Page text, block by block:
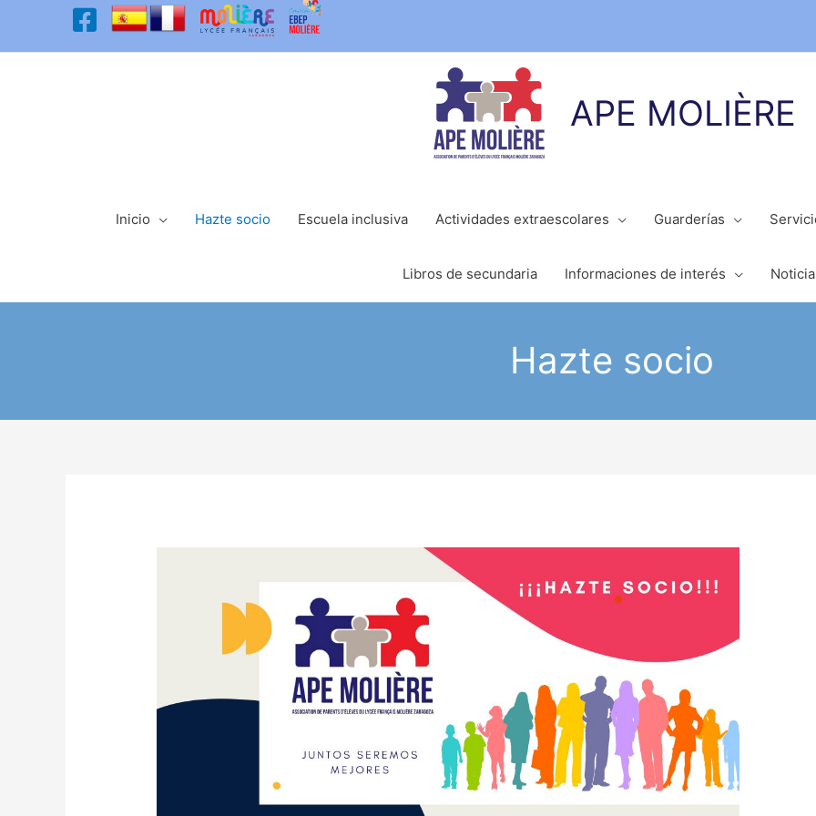
APE MOLIÈRE
Inicio Hazte socio Escuela inclusiva Actividades extraescolares Guarderías
Libros de secundaria Informaciones de interés
Hazte socio